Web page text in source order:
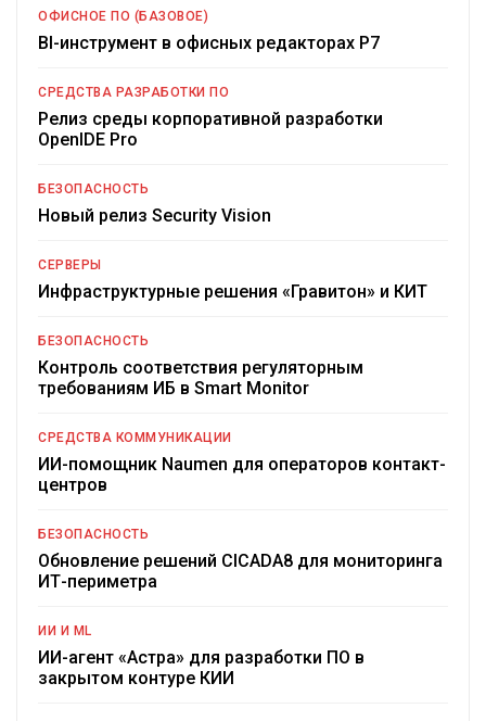
ОФИСНОЕ ПО (БАЗОВОЕ)
BI-инструмент в офисных редакторах Р7
СРЕДСТВА РАЗРАБОТКИ ПО
Релиз среды корпоративной разработки
OpenIDE Pro
БЕЗОПАСНОСТЬ
Новый релиз Security Vision
СЕРВЕРЫ
Инфраструктурные решения «Гравитон» и КИТ
БЕЗОПАСНОСТЬ
Контроль соответствия регуляторным
требованиям ИБ в Smart Monitor
СРЕДСТВА КОММУНИКАЦИИ
ИИ-помощник Naumen для операторов контакт-
центров
БЕЗОПАСНОСТЬ
Обновление решений CICADA8 для мониторинга
ИТ-периметра
ИИ И ML
ИИ-агент «Астра» для разработки ПО в
закрытом контуре КИИ